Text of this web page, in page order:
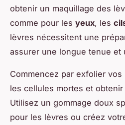
obtenir un maquillage des
comme pour les yeux, les
lèvres nécessitent une
assurer une longue tenue et
Commencez par exfolier
les cellules mortes et
Utilisez un gommage doux
pour les lèvres ou créez